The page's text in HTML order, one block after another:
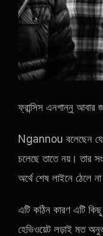
ফ্রান্সিস এনগান্নু আবার
Ngannou বলেছেন যে
চলেছে তাতে নয়। তার
অর্থে শেষ লাইনে ঠেলে
এটি কঠিন কারণ এটি
হেভিওয়েট লড়াই মত